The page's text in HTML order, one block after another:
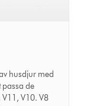
husdjur med
passa de
V10. V8